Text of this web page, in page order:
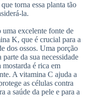
torna essa planta tão
la.
uma excelente fonte de
K, que é crucial para a
dos ossos. Uma porção
da sua necessidade
é rica em
A vitamina C ajuda a
as células contra
a saúde da pele e para a